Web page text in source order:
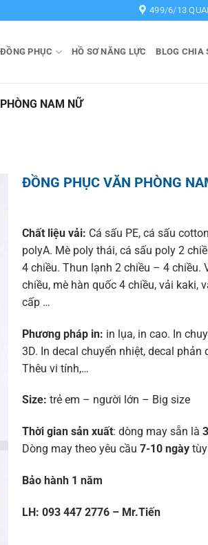
499/6/13
PHỤC HỒ SƠ NĂNG LỰC BLOG CHIA
NAM NỮ
ĐỒNG PHỤC VĂN PHÒNG
Chất liệu vải: Cá sấu PE, cá sấu
polyA. Mè poly thái, cá sấu poly 2
4 chiều. Thun lạnh 2 chiều – 4 chiều.
chiều, mè hàn quốc 4 chiều, vải kaki,
cấp …
Phương pháp in: in lụa, in cao. In
3D. In decal chuyển nhiệt, decal phản
Thêu vi tính,…
Size: trẻ em – người lớn – Big size
Thời gian sản xuất: dòng may sẵn là
Dòng may theo yêu cầu 7-10 ngàytùy
Bảo hành 1 năm
LH: 093 447 2776 – Mr.Tiến